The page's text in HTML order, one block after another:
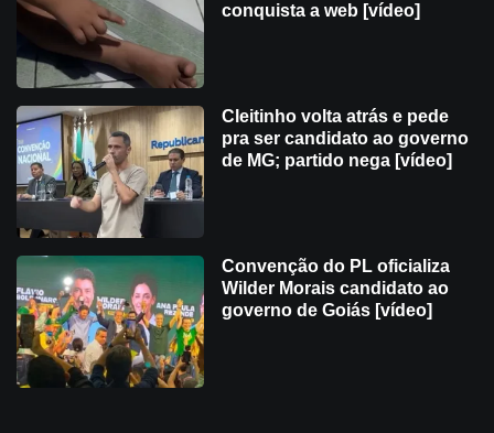
conquista a web [vídeo]
Cleitinho volta atrás e pede
pra ser candidato ao governo
de MG; partido nega [vídeo]
Convenção do PL oficializa
Wilder Morais candidato ao
governo de Goiás [vídeo]